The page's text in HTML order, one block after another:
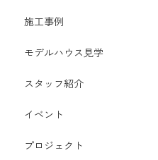
施工事例
モデルハウス見学
スタッフ紹介
イベント
プロジェクト